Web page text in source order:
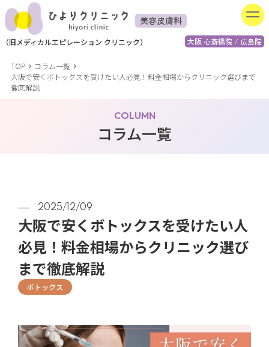
美容皮膚科
大阪 心斎橋院 / 広島院
（旧メディカルエピレーション クリニック）
TOP
コラム一覧
大阪で安くボトックスを受けたい人必見！料金相場からクリニック選びまで
徹底解説
COLUMN
コラム一覧
2025/12/09
大阪で安くボトックスを受けたい人
必見！料金相場からクリニック選び
まで徹底解説
ボトックス